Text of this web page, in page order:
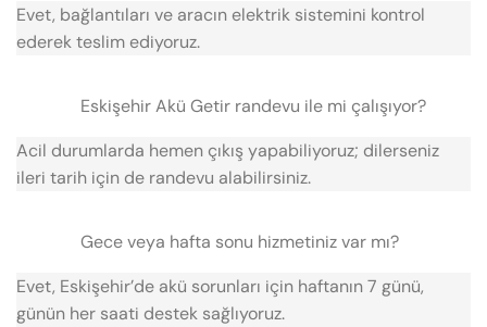
Evet, bağlantıları ve aracın elektrik sistemini kontrol
ederek teslim ediyoruz.
Eskişehir Akü Getir randevu ile mi çalışıyor?
Acil durumlarda hemen çıkış yapabiliyoruz; dilerseniz
ileri tarih için de randevu alabilirsiniz.
Gece veya hafta sonu hizmetiniz var mı?
Evet, Eskişehir’de akü sorunları için haftanın 7 günü,
günün her saati destek sağlıyoruz.